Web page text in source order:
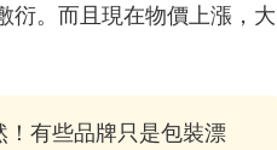
衍。而且現在物價上漲，大
有些品牌只是包裝漂